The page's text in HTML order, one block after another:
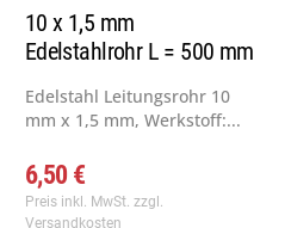
10 x 1,5 mm
Edelstahlrohr L = 500 mm
Edelstahl Leitungsrohr 10
mm x 1,5 mm, Werkstoff:...
6,50 €
Preis inkl. MwSt. zzgl.
Versandkosten